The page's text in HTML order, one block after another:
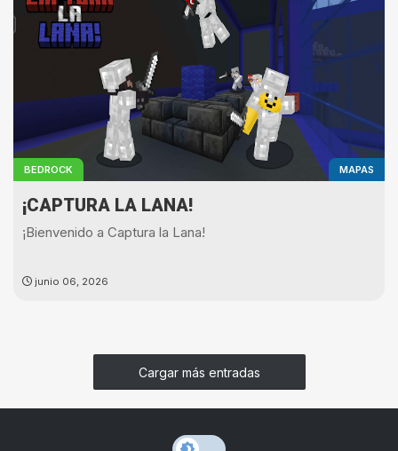
MAPAS
BEDROCK
¡CAPTURA LA LANA!
¡Bienvenido a Captura la Lana!
Un minijuego por equipos donde cada lado cuenta con
junio 06, 2026
Cargar más entradas